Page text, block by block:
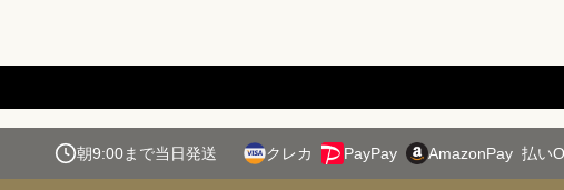
朝9:00まで当日発送 クレカ PayPay AmazonPay 払い